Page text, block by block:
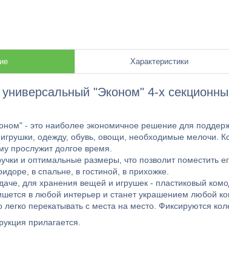
Характеристики
"Эконом" 4-х
- это наиболее экономичное решение для
одежду, обувь, овощи, необходимые мелочи.
прослужит долгое время.
и оптимальные размеры, что позволит поместить
в спальне, в гостиной, в прихожке.
для хранения вещей и игрушек - пластиковый
в любой интерьер и станет украшением любой
легко перекатывать с места на место. Фиксируются
прилагается.